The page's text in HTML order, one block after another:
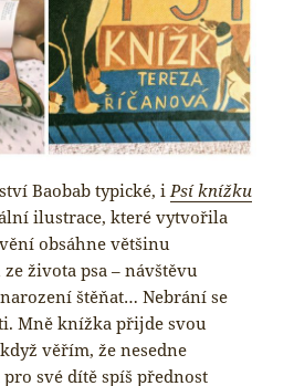
Baobab typické, iPsí knížku
ilustrace, které vytvořila
obsáhne většinu
života psa – návštěvu
štěňat… Nebrání se
Mně knížka přijde svou
věřím, že nesedne
své dítě spíš přednost